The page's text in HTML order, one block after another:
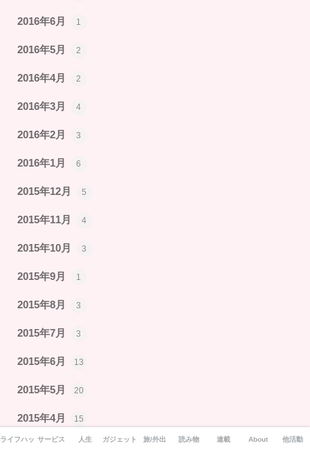
2016年6月 1
2016年5月 2
2016年4月 2
2016年3月 4
2016年2月 3
2016年1月 6
2015年12月 5
2015年11月 4
2015年10月 3
2015年9月 1
2015年8月 3
2015年7月 3
2015年6月 13
2015年5月 20
2015年4月 15
2015年3月
ライフハックサービス 人生 ガジェット 旅/外出 読み物 連載 About 他活動